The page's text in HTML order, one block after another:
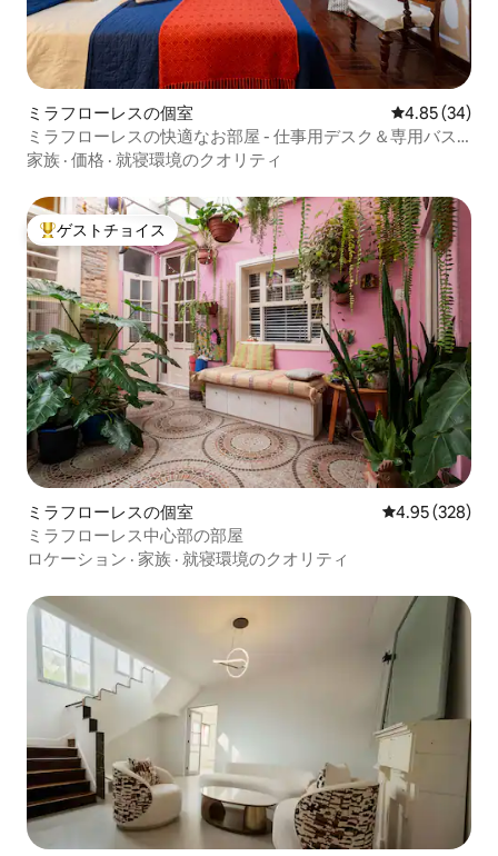
ミラフローレスの個室 レビュー34
4.85 (34)
ミラフローレスの快適なお部屋 - 仕事用デスク＆専用バス
ルーム
家族 · 価格 · 就寝環境のクオリティ
大好評のゲストチョイスです。
ゲストチョイス
ミラフローレスの個室 レビュー328
4.95 (328)
ミラフローレス中心部の部屋
ロケーション · 家族 · 就寝環境のクオリティ